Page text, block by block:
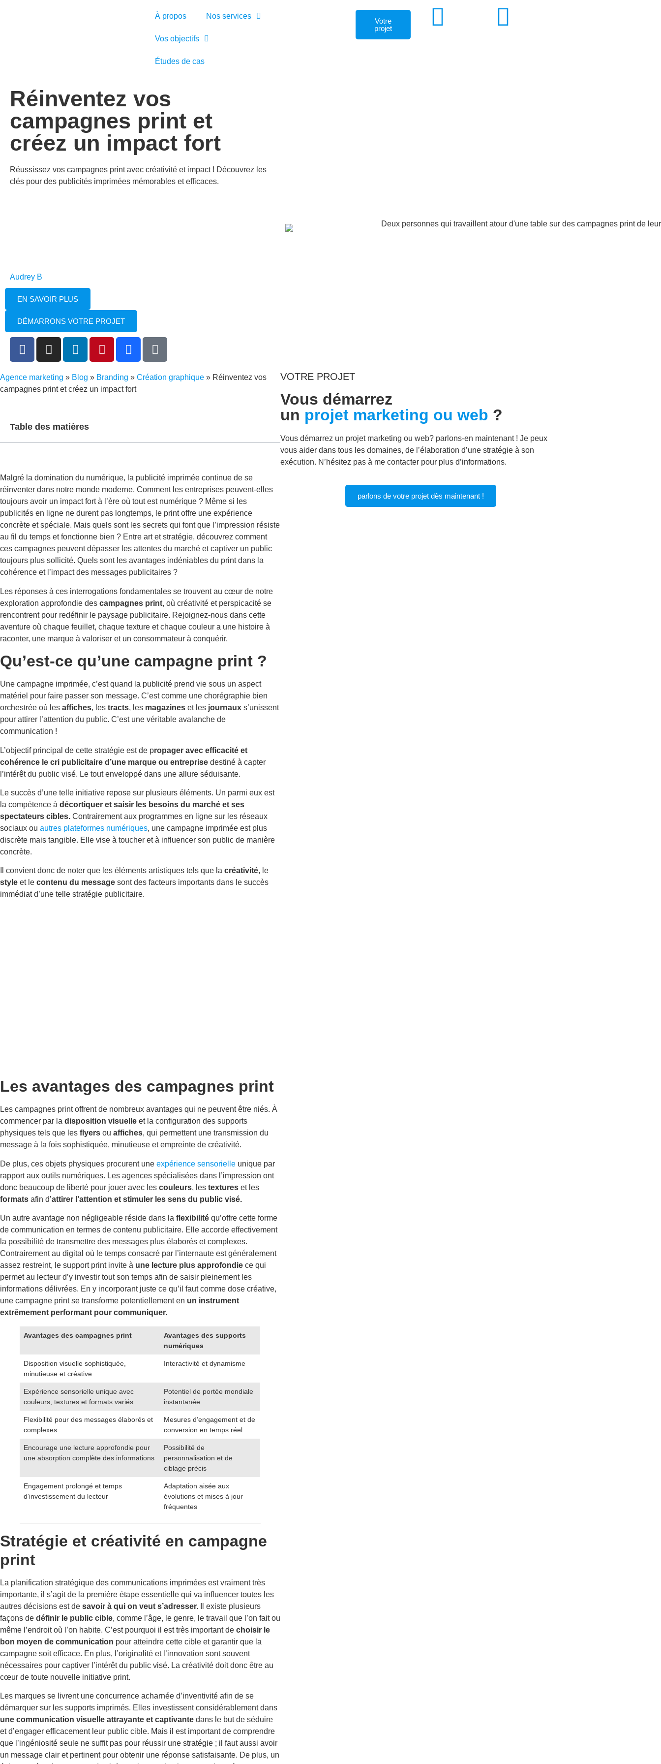
À propos Nos services
Vos objectifs
Études de cas
Votre
projet
Réinventez vos
campagnes print et
créez un impact fort
Réussissez vos campagnes print avec créativité et impact ! Découvrez les
clés pour des publicités imprimées mémorables et efficaces.
Audrey B
EN SAVOIR PLUS
DÉMARRONS VOTRE PROJET
Agence marketing » Blog » Branding » Création graphique » Réinventez vos
campagnes print et créez un impact fort
Table des matières
Malgré la domination du numérique, la publicité imprimée continue de se
réinventer dans notre monde moderne. Comment les entreprises peuvent-elles
toujours avoir un impact fort à l’ère où tout est numérique ? Même si les
publicités en ligne ne durent pas longtemps, le print offre une expérience
concrète et spéciale. Mais quels sont les secrets qui font que l’impression résiste
au fil du temps et fonctionne bien ? Entre art et stratégie, découvrez comment
ces campagnes peuvent dépasser les attentes du marché et captiver un public
toujours plus sollicité. Quels sont les avantages indéniables du print dans la
cohérence et l’impact des messages publicitaires ?
Les réponses à ces interrogations fondamentales se trouvent au cœur de notre
exploration approfondie des campagnes print, où créativité et perspicacité se
rencontrent pour redéfinir le paysage publicitaire. Rejoignez-nous dans cette
aventure où chaque feuillet, chaque texture et chaque couleur a une histoire à
raconter, une marque à valoriser et un consommateur à conquérir.
Qu’est-ce qu’une campagne print ?
Une campagne imprimée, c’est quand la publicité prend vie sous un aspect
matériel pour faire passer son message. C’est comme une chorégraphie bien
orchestrée où les affiches, les tracts, les magazines et les journaux s’unissent
pour attirer l’attention du public. C’est une véritable avalanche de
communication !
L’objectif principal de cette stratégie est de propager avec efficacité et
cohérence le cri publicitaire d’une marque ou entreprise destiné à capter
l’intérêt du public visé. Le tout enveloppé dans une allure séduisante.
Le succès d’une telle initiative repose sur plusieurs éléments. Un parmi eux est
la compétence à décortiquer et saisir les besoins du marché et ses
spectateurs cibles. Contrairement aux programmes en ligne sur les réseaux
sociaux ou autres plateformes numériques, une campagne imprimée est plus
discrète mais tangible. Elle vise à toucher et à influencer son public de manière
concrète.
Il convient donc de noter que les éléments artistiques tels que la créativité, le
style et le contenu du message sont des facteurs importants dans le succès
immédiat d’une telle stratégie publicitaire.
Les avantages des campagnes print
Les campagnes print offrent de nombreux avantages qui ne peuvent être niés. À
commencer par la disposition visuelle et la configuration des supports
physiques tels que les flyers ou affiches, qui permettent une transmission du
message à la fois sophistiquée, minutieuse et empreinte de créativité.
De plus, ces objets physiques procurent une expérience sensorielle unique par
rapport aux outils numériques. Les agences spécialisées dans l’impression ont
donc beaucoup de liberté pour jouer avec les couleurs, les textures et les
formats afin d’attirer l’attention et stimuler les sens du public visé.
Un autre avantage non négligeable réside dans la flexibilité qu’offre cette forme
de communication en termes de contenu publicitaire. Elle accorde effectivement
la possibilité de transmettre des messages plus élaborés et complexes.
Contrairement au digital où le temps consacré par l’internaute est généralement
assez restreint, le support print invite à une lecture plus approfondie ce qui
permet au lecteur d’y investir tout son temps afin de saisir pleinement les
informations délivrées. En y incorporant juste ce qu’il faut comme dose créative,
une campagne print se transforme potentiellement en un instrument
extrêmement performant pour communiquer.
Avantages des campagnes print
Avantages des supports
numériques
Disposition visuelle sophistiquée,
minutieuse et créative
Interactivité et dynamisme
Expérience sensorielle unique avec
couleurs, textures et formats variés
Potentiel de portée mondiale
instantanée
Flexibilité pour des messages élaborés et
complexes
Mesures d’engagement et de
conversion en temps réel
Encourage une lecture approfondie pour
une absorption complète des informations
Possibilité de
personnalisation et de
ciblage précis
Engagement prolongé et temps
d’investissement du lecteur
Adaptation aisée aux
évolutions et mises à jour
fréquentes
Stratégie et créativité en campagne
print
La planification stratégique des communications imprimées est vraiment très
importante, il s’agit de la première étape essentielle qui va influencer toutes les
autres décisions est de savoir à qui on veut s’adresser. Il existe plusieurs
façons de définir le public cible, comme l’âge, le genre, le travail que l’on fait ou
même l’endroit où l’on habite. C’est pourquoi il est très important de choisir le
bon moyen de communication pour atteindre cette cible et garantir que la
campagne soit efficace. En plus, l’originalité et l’innovation sont souvent
nécessaires pour captiver l’intérêt du public visé. La créativité doit donc être au
cœur de toute nouvelle initiative print.
Les marques se livrent une concurrence acharnée d’inventivité afin de se
démarquer sur les supports imprimés. Elles investissent considérablement dans
une communication visuelle attrayante et captivante dans le but de séduire
et d’engager efficacement leur public cible. Mais il est important de comprendre
que l’ingéniosité seule ne suffit pas pour réussir une stratégie ; il faut aussi avoir
un message clair et pertinent pour obtenir une réponse satisfaisante. De plus, un
VOTRE PROJET
Vous démarrez
un projet marketing ou web ?
Vous démarrez un projet marketing ou web? parlons-en maintenant ! Je peux
vous aider dans tous les domaines, de l’élaboration d’une stratégie à son
exécution. N’hésitez pas à me contacter pour plus d’informations.
parlons de votre projet dès maintenant !